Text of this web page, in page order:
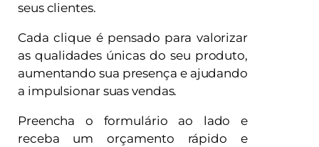
seus clientes.
Cada clique é pensado para valorizar
as qualidades únicas do seu produto,
aumentando sua presença e ajudando
a impulsionar suas vendas.
Preencha o formulário ao lado e
receba um orçamento rápido e